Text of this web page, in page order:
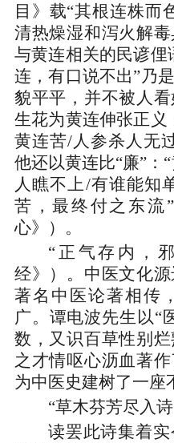
目》载“其根连株而
清热燥湿和泻火解毒
与黄连相关的民谚俚
连，有口说不出”乃
貌平平，并不被人
生花为黄连伸张正义
黄连苦/人参杀人无
他还以黄连比“廉”：
人瞧不上/有谁能知
苦，最终付之东流
心》）。
“正气存内，
经》）。中医文化
著名中医论著相传
广。谭电波先生以“
数，又识百草性别
之才情呕心沥血著
为中医史建树了一座
“草木芬芳尽入诗
读罢此诗集着